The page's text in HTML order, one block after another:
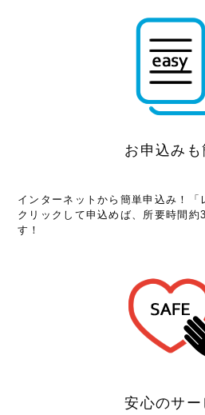
お申込みも
インターネットから簡単申込み！「
クリックして申込めば、所要時間約
す！
安心のサー